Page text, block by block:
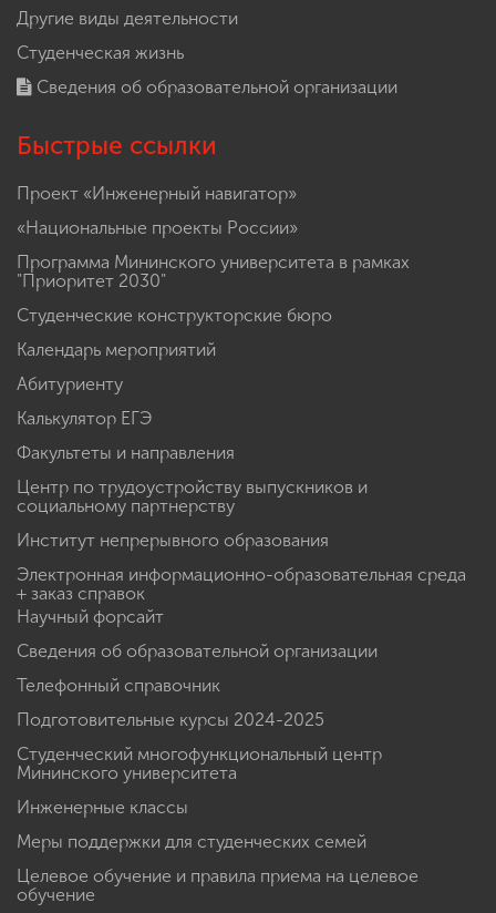
Другие виды деятельности
Студенческая жизнь
Сведения об образовательной организации
Быстрые ссылки
Проект «Инженерный навигатор»
«Национальные проекты России»
Программа Мининского университета в рамках
"Приоритет 2030"
Студенческие конструкторские бюро
Календарь мероприятий
Абитуриенту
Калькулятор ЕГЭ
Факультеты и направления
Центр по трудоустройству выпускников и
социальному партнерству
Институт непрерывного образования
Электронная информационно-образовательная среда
+ заказ справок
Научный форсайт
Сведения об образовательной организации
Телефонный справочник
Подготовительные курсы 2024-2025
Студенческий многофункциональный центр
Мининского университета
Инженерные классы
Меры поддержки для студенческих семей
Целевое обучение и правила приема на целевое
обучение